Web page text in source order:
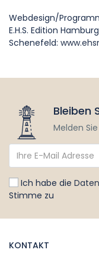
Webdesign/
E.H.S. Edition
Schenefeld:
Bleiben
Melden
Ich habe die
Stimme zu
KONTAKT